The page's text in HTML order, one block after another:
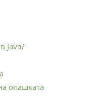
Java?
опашката